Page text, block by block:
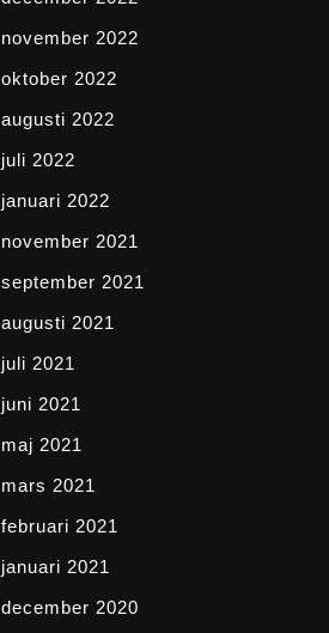
november 2022
oktober 2022
augusti 2022
juli 2022
januari 2022
november 2021
september 2021
augusti 2021
juli 2021
juni 2021
maj 2021
mars 2021
februari 2021
januari 2021
december 2020